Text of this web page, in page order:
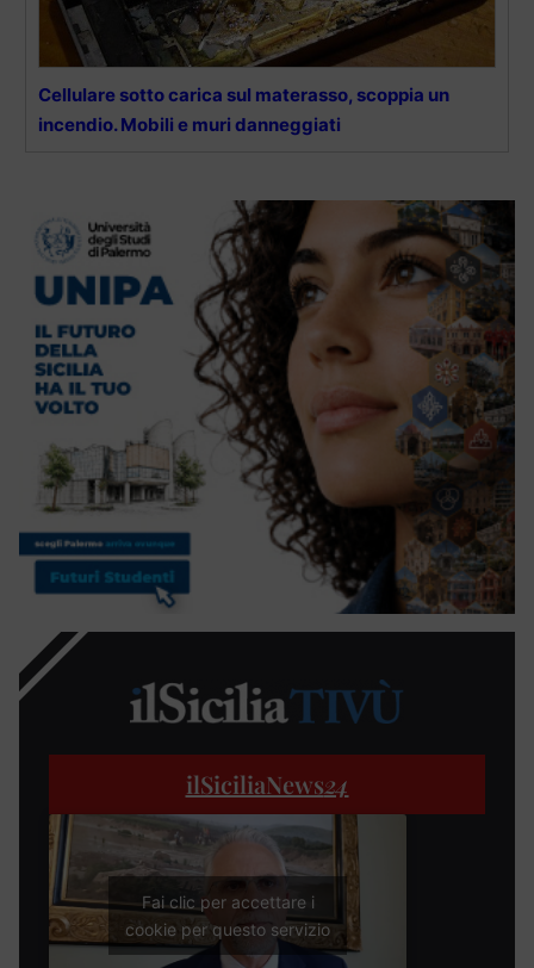
Cellulare sotto carica sul materasso, scoppia un
incendio. Mobili e muri danneggiati
ilSiciliaNews24
Fai clic per accettare i
cookie per questo servizio